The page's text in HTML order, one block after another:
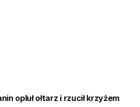
opluł ołtarz i rzucił krzyżem